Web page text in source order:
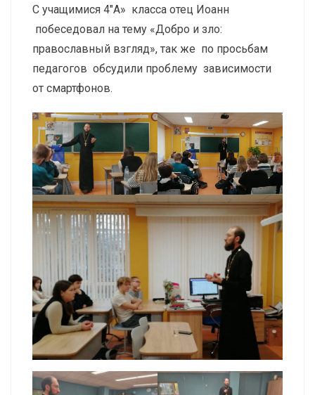
С учащимися 4″А» класса отец Иоанн
побеседовал на тему «Добро и зло:
православный взгляд», так же по просьбам
педагогов обсудили проблему зависимости
от смартфонов.